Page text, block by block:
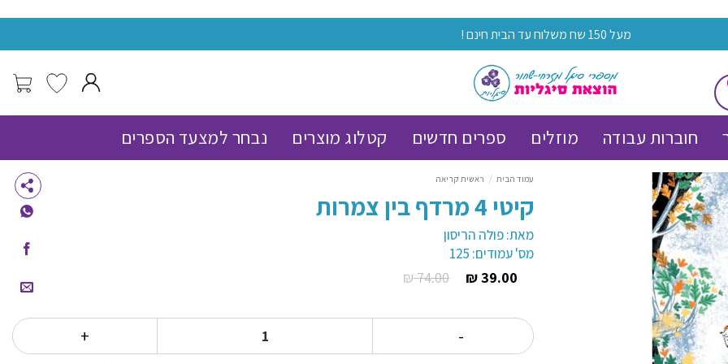
מעל 150 שח משלוח עד הבית חינם !
חוברות עבודה מוזלים ספרים חדשים קטלוג מוצרים נבחר למצעד הספרים
עמוד הבית / ראשית קריאה
קיטי 4 מרדף בין צמרות
מאת: פולה הריסון
מס' עמודים: 125
74.00
₪המחיר
היה:
39.00
₪המחיר
הוא: